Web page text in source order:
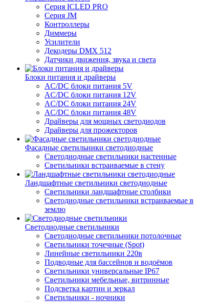
Серия ICLED PRO
Серия JM
Контроллеры
Диммеры
Усилители
Декодеры DMX 512
Датчики движения, звука и света
Блоки питания и драйверы
AC/DC блоки питания 5V
AC/DC блоки питания 12V
AC/DC блоки питания 24V
AC/DC блоки питания 48V
Драйверы для мощных светодиодов
Драйверы для прожекторов
Фасадные светильники светодиодные
Светодиодные светильники настенные
Светильники встраиваемые в стену
Ландшафтные светильники светодиодные
Светильники ландшафтные столбики
Светодиодные светильники встраиваемые в
землю
Светодиодные светильники
Светодиодные светильники потолочные
Светильники точечные (Spot)
Линейные светильники 220в
Подводные для бассейнов и водоёмов
Светильники универсальные IP67
Светильники мебельные, витринные
Подсветка картин и зеркал
Светильники - ночники